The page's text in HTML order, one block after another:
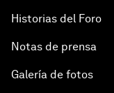
Historias del Foro
Notas de prensa
Galería de fotos